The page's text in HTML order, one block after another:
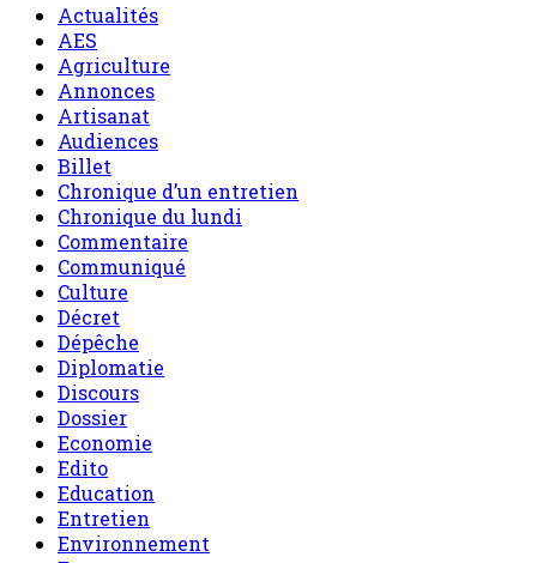
Actualités
AES
Agriculture
Annonces
Artisanat
Audiences
Billet
Chronique d’un entretien
Chronique du lundi
Commentaire
Communiqué
Culture
Décret
Dépêche
Diplomatie
Discours
Dossier
Economie
Edito
Education
Entretien
Environnement